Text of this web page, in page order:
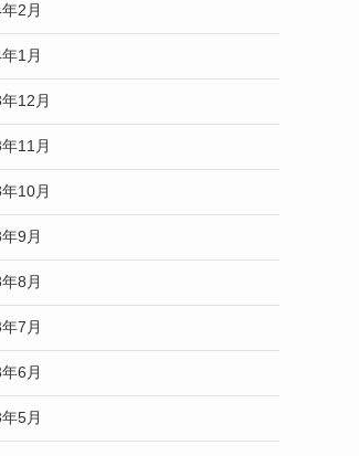
2月
1月
12月
11月
10月
9月
8月
7月
6月
5月